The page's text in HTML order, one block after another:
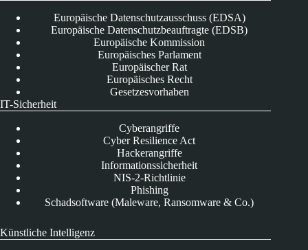
Europäische Datenschutzausschuss (EDSA)
Europäische Datenschutzbeauftragte (EDSB)
Europäische Kommission
Europäisches Parlament
Europäischer Rat
Europäisches Recht
Gesetzesvorhaben
IT-Sicherheit
Cyberangriffe
Cyber Resilience Act
Hackerangriffe
Informationssicherheit
NIS-2-Richtlinie
Phishing
Schadsoftware (Maleware, Ransomware & Co.)
Künstliche Intelligenz